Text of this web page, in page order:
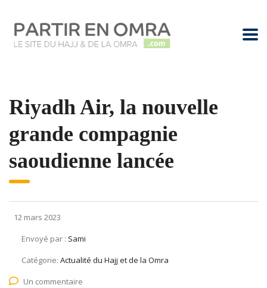
Riyadh Air, la nouvelle
grande compagnie
saoudienne lancée
12 mars 2023
Envoyé par : Sami
Catégorie: Actualité du Hajj et de la Omra
Un commentaire